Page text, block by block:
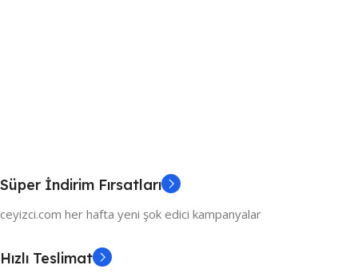
Süper İndirim Fırsatları
ceyizci.com her hafta yeni şok edici kampanyalar
Hızlı Teslimat